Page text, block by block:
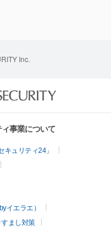
Inc.
事業について
ュリティ24」
イエラエ）
まし対策